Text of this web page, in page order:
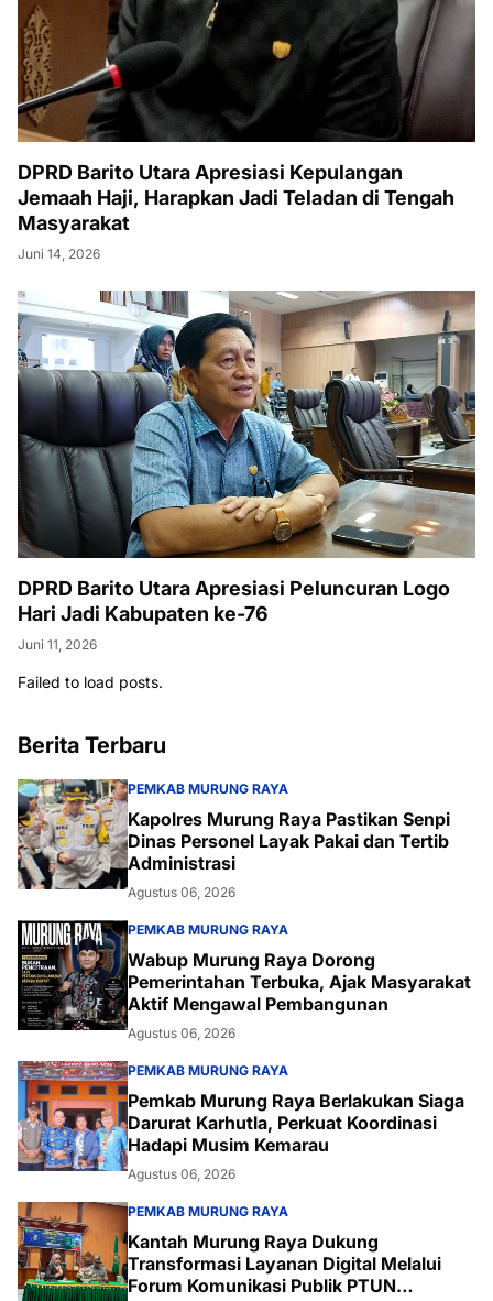
DPRD Barito Utara Apresiasi Kepulangan
Jemaah Haji, Harapkan Jadi Teladan di Tengah
Masyarakat
Juni 14, 2026
DPRD Barito Utara Apresiasi Peluncuran Logo
Hari Jadi Kabupaten ke-76
Juni 11, 2026
Failed to load posts.
Berita Terbaru
PEMKAB MURUNG RAYA
Kapolres Murung Raya Pastikan Senpi
Dinas Personel Layak Pakai dan Tertib
Administrasi
Agustus 06, 2026
PEMKAB MURUNG RAYA
Wabup Murung Raya Dorong
Pemerintahan Terbuka, Ajak Masyarakat
Aktif Mengawal Pembangunan
Agustus 06, 2026
PEMKAB MURUNG RAYA
Pemkab Murung Raya Berlakukan Siaga
Darurat Karhutla, Perkuat Koordinasi
Hadapi Musim Kemarau
Agustus 06, 2026
PEMKAB MURUNG RAYA
Kantah Murung Raya Dukung
Transformasi Layanan Digital Melalui
Forum Komunikasi Publik PTUN